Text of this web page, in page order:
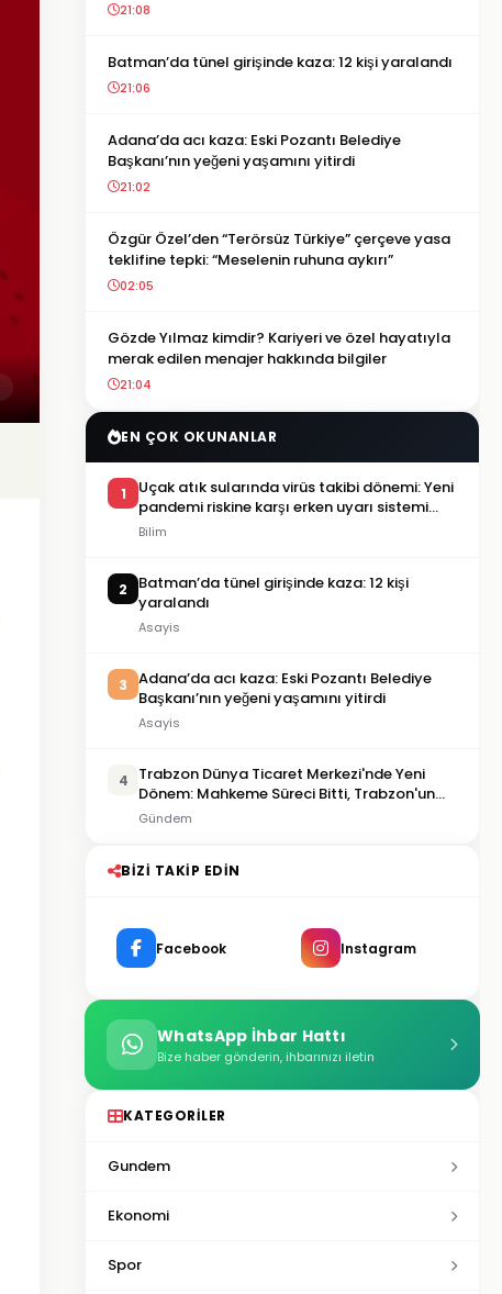
21:08
Batman’da tünel girişinde kaza: 12 kişi yaralandı
21:06
Adana’da acı kaza: Eski Pozantı Belediye
Başkanı’nın yeğeni yaşamını yitirdi
21:02
Özgür Özel’den “Terörsüz Türkiye” çerçeve yasa
teklifine tepki: “Meselenin ruhuna aykırı”
02:05
Gözde Yılmaz kimdir? Kariyeri ve özel hayatıyla
merak edilen menajer hakkında bilgiler
21:04
EN ÇOK OKUNANLAR
1
Uçak atık sularında virüs takibi dönemi: Yeni
pandemi riskine karşı erken uyarı sistemi
geliştiriliyor
Bilim
2
Batman’da tünel girişinde kaza: 12 kişi
yaralandı
Asayis
3
Adana’da acı kaza: Eski Pozantı Belediye
Başkanı’nın yeğeni yaşamını yitirdi
Asayis
4
Trabzon Dünya Ticaret Merkezi'nde Yeni
Dönem: Mahkeme Süreci Bitti, Trabzon'un
Dev Projesi Ne Zaman Tamamlanacak?
Gündem
BIZI TAKIP EDIN
Facebook Instagram
WhatsApp İhbar Hattı
Bize haber gönderin, ihbarınızı iletin
KATEGORILER
Gundem
Ekonomi
Spor